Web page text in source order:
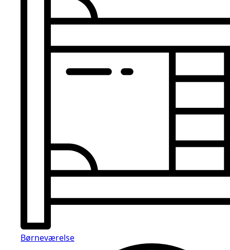
Børneværelse